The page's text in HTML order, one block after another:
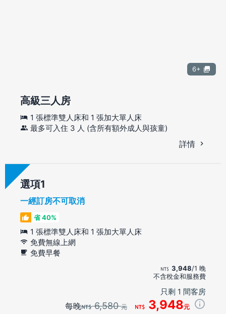
6+
高級三人房
1 張標準雙人床和 1 張加大單人床
最多可入住 3 人 (含所有額外成人與孩童)
詳情
選項
一經訂房不可取消
省 40%
1 張標準雙人床和 1 張加大單人床
免費無線上網
免費早餐
3,948/1 晚
不含稅金和服務費
只剩 1 間客房
每晚 6,580元 3,948元